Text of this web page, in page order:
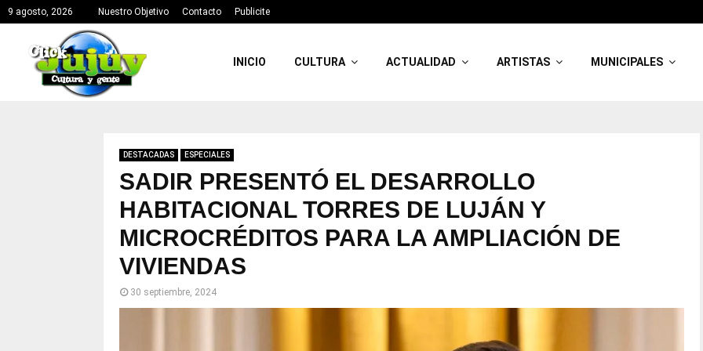
9 agosto, 2026 Nuestro Objetivo Contacto Publicite
INICIO CULTURA ACTUALIDAD ARTISTAS MUNICIPALES
DESTACADAS ESPECIALES
SADIR PRESENTÓ EL DESARROLLO
HABITACIONAL TORRES DE LUJÁN Y
MICROCRÉDITOS PARA LA AMPLIACIÓN DE
VIVIENDAS
30 septiembre, 2024